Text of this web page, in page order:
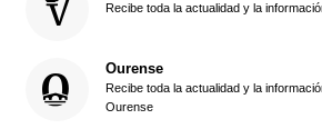
Recibe toda la actualidad y la
Ourense
Recibe toda la actualidad y la
Ourense